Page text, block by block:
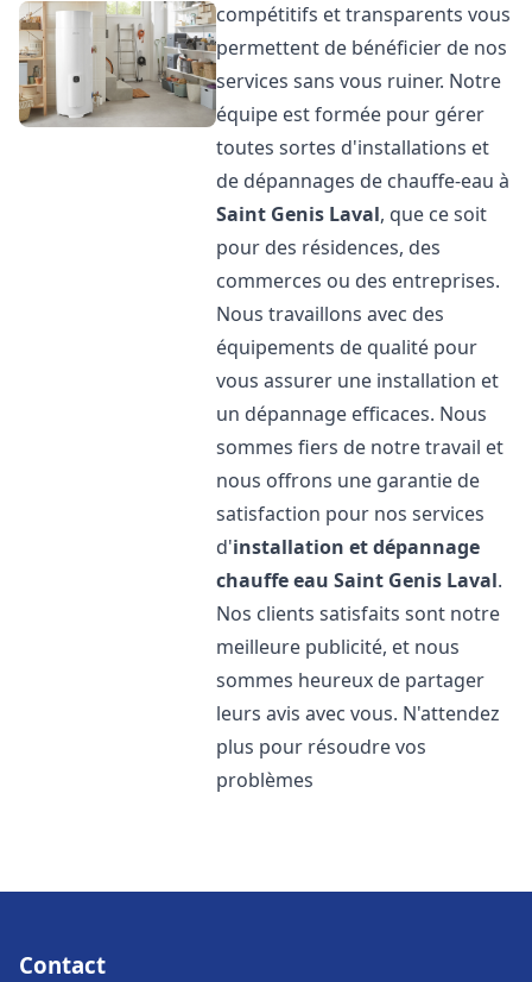
compétitifs et transparents vous
permettent de bénéficier de nos
services sans vous ruiner. Notre
équipe est formée pour gérer
toutes sortes d'installations et
de dépannages de chauffe-eau à
Saint Genis Laval, que ce soit
pour des résidences, des
commerces ou des entreprises.
Nous travaillons avec des
équipements de qualité pour
vous assurer une installation et
un dépannage efficaces. Nous
sommes fiers de notre travail et
nous offrons une garantie de
satisfaction pour nos services
d'installation et dépannage
chauffe eau Saint Genis Laval.
Nos clients satisfaits sont notre
meilleure publicité, et nous
sommes heureux de partager
leurs avis avec vous. N'attendez
plus pour résoudre vos
problèmes
Contact